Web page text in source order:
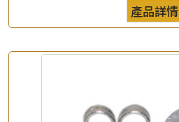
查詢以下產品
產品詳情